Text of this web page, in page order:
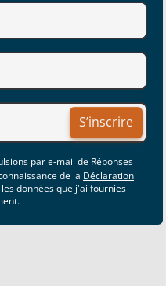
S’inscrire
par e-mail de Réponses
de la Déclaration
données que j'ai fournies